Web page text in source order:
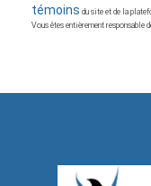
témoins du site et de la
Vous êtes entièrement responsable